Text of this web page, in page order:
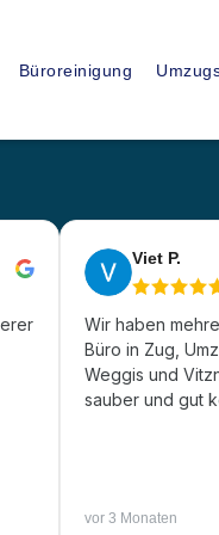
Büroreinigung
Viet P.
Wir haben
Büro in Zug,
Weggis und
sauber und gut
vor 3 Monaten